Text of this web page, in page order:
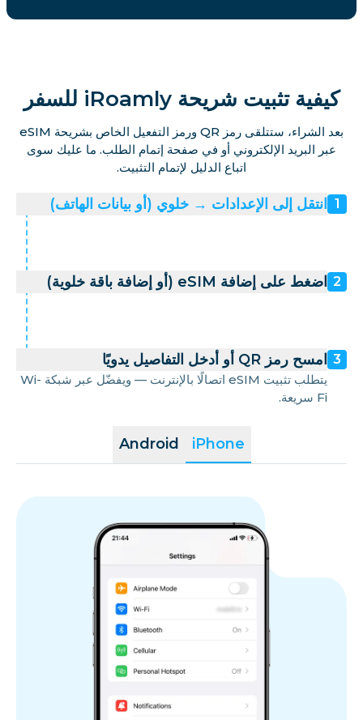
كيفية تثبيت شريحة iRoamly للسفر
بعد الشراء، ستتلقى رمز QR ورمز التفعيل الخاص بشريحة eSIM
عبر البريد الإلكتروني أو في صفحة إتمام الطلب. ما عليك سوى
اتباع الدليل لإتمام التثبيت.
iPhone
Android
1 انتقل إلى الإعدادات → خلوي (أو بيانات الهاتف)
2 اضغط على إضافة eSIM (أو إضافة باقة خلوية)
3 امسح رمز QR أو أدخل التفاصيل يدويًا
يتطلب تثبيت eSIM اتصالًا بالإنترنت — ويفضّل عبر شبكة Wi-
Fi سريعة.